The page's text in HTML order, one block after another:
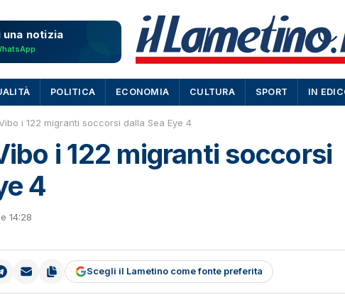
una notizia
POLITICA ECONOMIA CULTURA SPORT IN
i 122 migranti soccorsi dalla Sea Eye 4
i 122 migranti soccorsi
4
14:28
Scegli il Lametino come fonte preferita